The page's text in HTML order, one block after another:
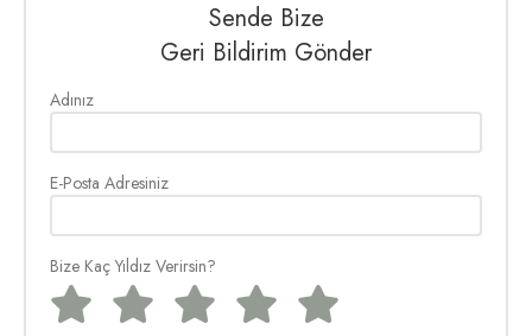
Sende Bize
Geri Bildirim Gönder
Adınız
E-Posta Adresiniz
Bize Kaç Yıldız Verirsin?